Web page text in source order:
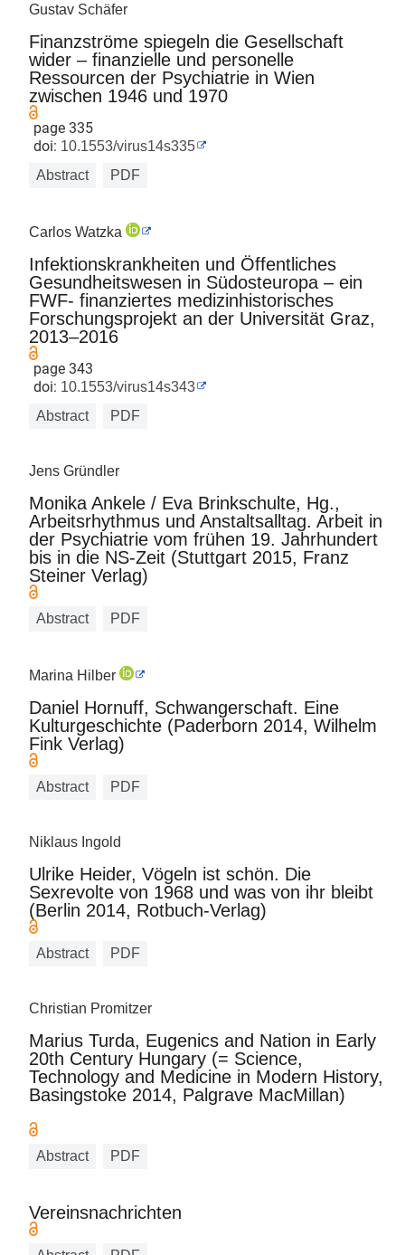
Gustav Schäfer
Finanzströme spiegeln die Gesellschaft
wider – finanzielle und personelle
Ressourcen der Psychiatrie in Wien
zwischen 1946 und 1970
page 335
doi: 10.1553/virus14s335
Abstract
PDF
Carlos Watzka
Infektionskrankheiten und Öffentliches
Gesundheitswesen in Südosteuropa – ein
FWF- finanziertes medizinhistorisches
Forschungsprojekt an der Universität Graz,
2013–2016
page 343
doi: 10.1553/virus14s343
Abstract
PDF
Jens Gründler
Monika Ankele / Eva Brinkschulte, Hg.,
Arbeitsrhythmus und Anstaltsalltag. Arbeit in
der Psychiatrie vom frühen 19. Jahrhundert
bis in die NS-Zeit (Stuttgart 2015, Franz
Steiner Verlag)
Abstract PDF
Marina Hilber
Daniel Hornuff, Schwangerschaft. Eine
Kulturgeschichte (Paderborn 2014, Wilhelm
Fink Verlag)
Abstract PDF
Niklaus Ingold
Ulrike Heider, Vögeln ist schön. Die
Sexrevolte von 1968 und was von ihr bleibt
(Berlin 2014, Rotbuch-Verlag)
Abstract PDF
Christian Promitzer
Marius Turda, Eugenics and Nation in Early
20th Century Hungary (= Science,
Technology and Medicine in Modern History,
Basingstoke 2014, Palgrave MacMillan)
Abstract PDF
Vereinsnachrichten